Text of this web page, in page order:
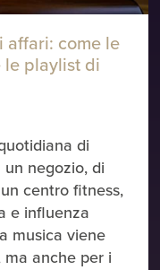
affari: come le
le playlist di
di
negozio, di
centro fitness,
e influenza
musica viene
anche per i